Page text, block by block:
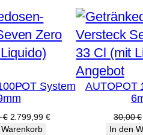
System
€ Ursprünglicher
Preis
2.799,99 €Aktueller
Angebot
im
AUTOPOT
30,00€
In den